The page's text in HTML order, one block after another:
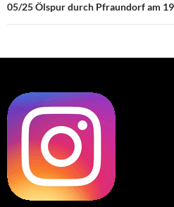
05/25 Ölspur durch Pfraundorf am